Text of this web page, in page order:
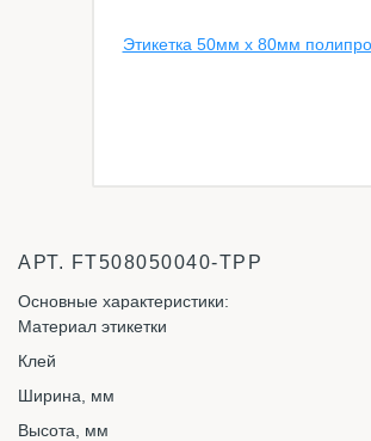
АРТ. FT508050040-TPP
Основные характеристики:
Материал этикетки
Клей
Ширина, мм
Высота, мм